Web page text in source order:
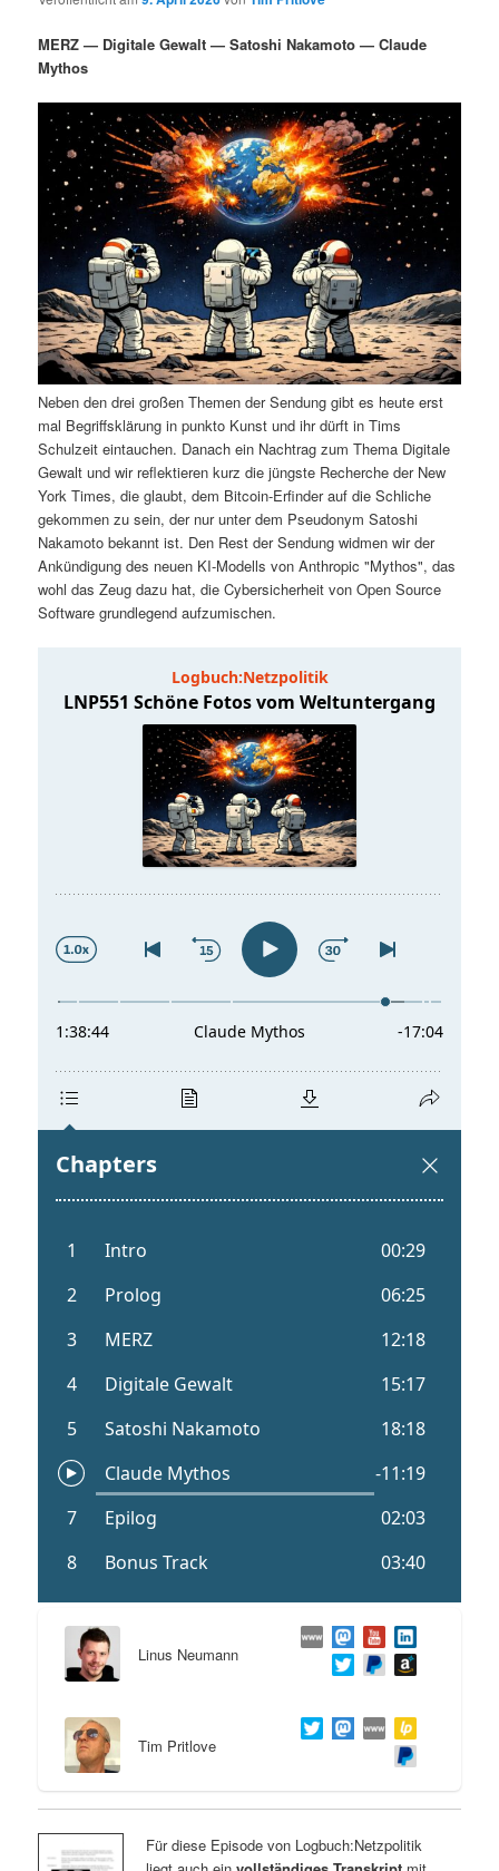
m
r
n
I
n
h
a
l
t
s
p
n
u
d
r
e
n
I
n
h
a
l
t
g
e
n
n
a
MERZ — Digitale Gewalt — Satoshi Nakamoto — Claude
Mythos
Neben den drei großen Themen der Sendung gibt es heute erst
mal Begriffsklärung in punkto Kunst und ihr dürft in Tims
Schulzeit eintauchen. Danach ein Nachtrag zum Thema Digitale
Gewalt und wir reflektieren kurz die jüngste Recherche der New
York Times, die glaubt, dem Bitcoin-Erfinder auf die Schliche
gekommen zu sein, der nur unter dem Pseudonym Satoshi
Nakamoto bekannt ist. Den Rest der Sendung widmen wir der
Ankündigung des neuen KI-Modells von Anthropic "Mythos", das
wohl das Zeug dazu hat, die Cybersicherheit von Open Source
Software grundlegend aufzumischen.
Linus Neumann
Tim Pritlove
Für diese Episode von Logbuch:Netzpolitik